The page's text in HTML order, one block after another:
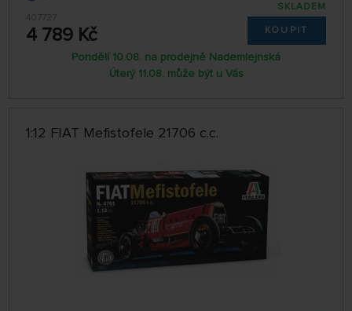
407727
4 789 Kč
SKLADEM
KOUPIT
Pondělí 10.08. na prodejně Nademlejnská
Úterý 11.08. může být u Vás
1:12 FIAT Mefistofele 21706 c.c.